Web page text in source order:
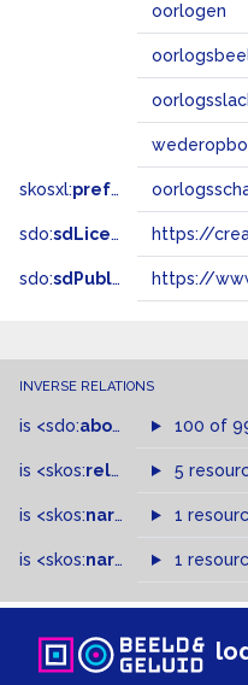
oorlogen
skosxl:prefLabel
sdo:sdLicense
sdo:sdPublisher https://
INVERSE RELATIONS
is <sdo:about of 100 of
is <skos:related > of
5
is <skos:narrowMatch >of
1
is <skos:narrower >of
1